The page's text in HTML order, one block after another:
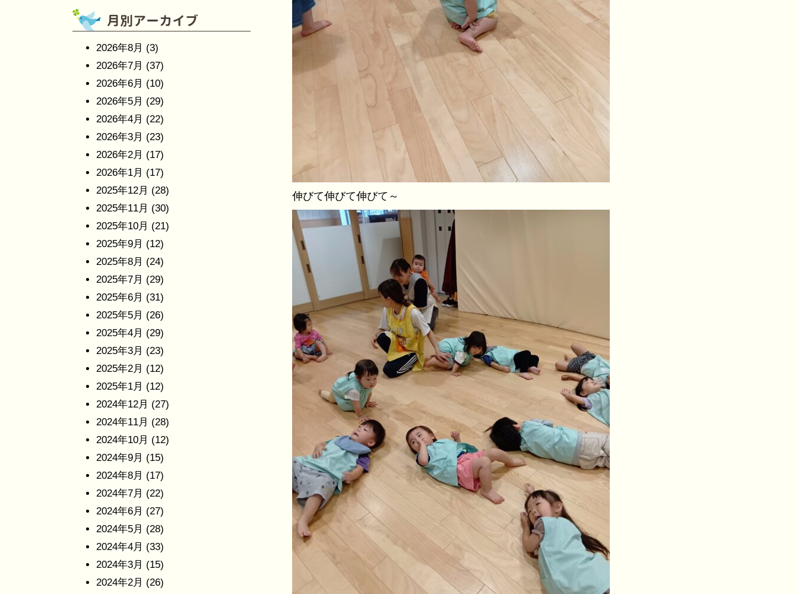
伸びて伸びて伸びて～
2026年8月 (3)
2026年7月 (37)
2026年6月 (10)
2026年5月 (29)
2026年4月 (22)
2026年3月 (23)
2026年2月 (17)
2026年1月 (17)
2025年12月 (28)
2025年11月 (30)
2025年10月 (21)
2025年9月 (12)
2025年8月 (24)
2025年7月 (29)
2025年6月 (31)
2025年5月 (26)
2025年4月 (29)
2025年3月 (23)
2025年2月 (12)
2025年1月 (12)
2024年12月 (27)
2024年11月 (28)
2024年10月 (12)
2024年9月 (15)
2024年8月 (17)
2024年7月 (22)
2024年6月 (27)
2024年5月 (28)
2024年4月 (33)
2024年3月 (15)
2024年2月 (26)